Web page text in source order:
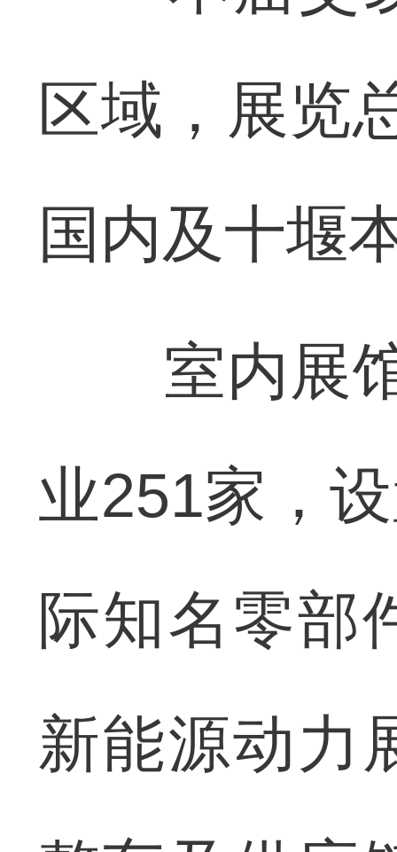
区域，展览
国内及十堰
室内展馆
业251家，
际知名零部
新能源动力